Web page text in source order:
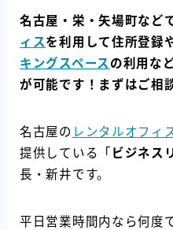
名古屋・栄・矢場町など
ィスを利用して住所登録
キングスペース の利用な
が可能です！まずはご相
名古屋の レンタルオフィ
提供している「 ビジネス
長・新井です。
平日営業時間内なら何度